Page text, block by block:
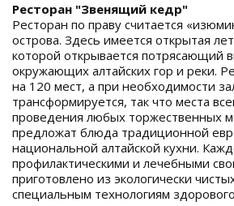
Ресторан "Звенящий кедр"
Ресторан по праву считается
острова. Здесь имеется открытая
которой открывается потрясающий
окружающих алтайских гор и реки.
на 120 мест, а при необходимости
трансформируется, так что места
проведения любых торжественных
предложат блюда традиционной
национальной алтайской кухни.
профилактическими и лечебными
приготовлено из экологически
специальным технологиям